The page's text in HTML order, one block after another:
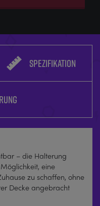
SPEZIFIKATION
– die Halterung
eine
zu schaffen, ohne
Decke angebracht